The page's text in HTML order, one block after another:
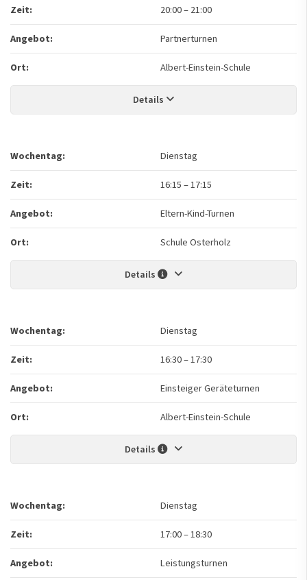
Zeit: 20:00– 21:00
Angebot: Partnerturnen
Ort: Albert-Einstein-Schule
Details
Wochentag: Dienstag
Zeit: 16:15 –17:15
Angebot: Eltern-Kind-Turnen
Ort: Schule Osterholz
Details
Wochentag: Dienstag
Zeit: 16:30–17:30
Angebot: Einsteiger Geräteturnen
Ort: Albert-Einstein-Schule
Details
Wochentag: Dienstag
Zeit: 17:00–18:30
Angebot: Leistungsturnen